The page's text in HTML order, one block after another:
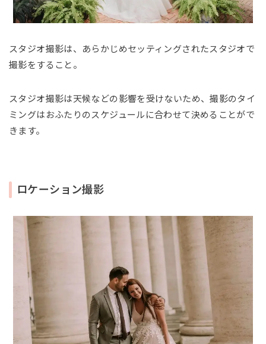
スタジオ撮影は、あらかじめセッティングされたスタジオで
撮影をすること。
スタジオ撮影は天候などの影響を受けないため、撮影のタイ
ミングはおふたりのスケジュールに合わせて決めることがで
きます。
ロケーション撮影